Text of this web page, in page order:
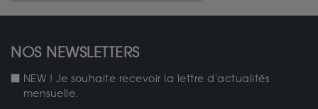
NOS NEWSLETTERS
NEW ! Je souhaite recevoir la lettre d'actualités
mensuelle.